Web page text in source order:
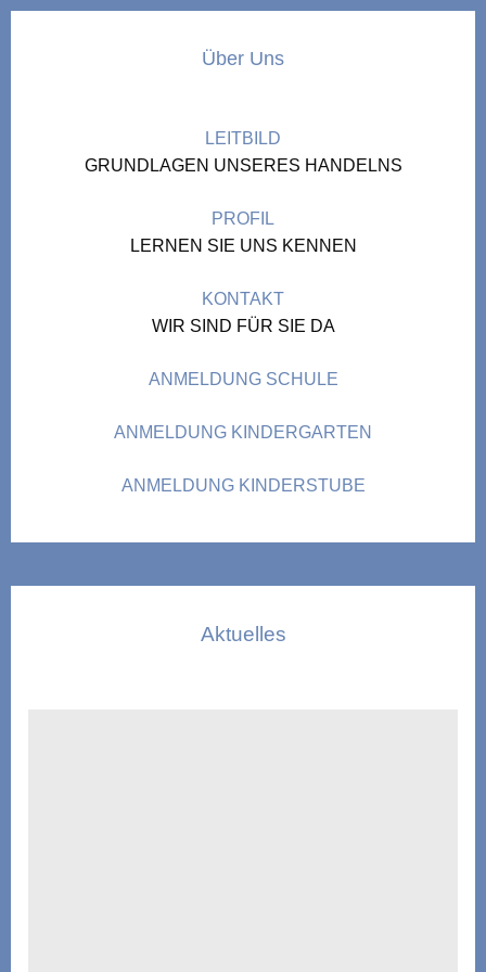
Über Uns
LEITBILD
GRUNDLAGEN UNSERES HANDELNS
PROFIL
LERNEN SIE UNS KENNEN
KONTAKT
WIR SIND FÜR SIE DA
ANMELDUNG SCHULE
ANMELDUNG KINDERGARTEN
ANMELDUNG KINDERSTUBE
Aktuelles